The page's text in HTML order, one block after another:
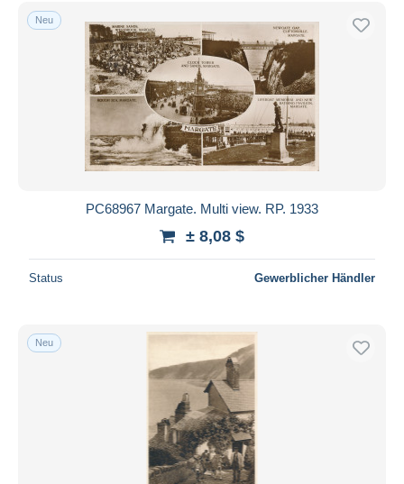
Kostenloser Versand
Zahlungsmethoden
PayPal
Banküberweisung
Visa
Mastercard
Bancontact
Wohnsitz des Verkäufers
Übernehmen
Neu
PC68967 Margate. Multi view. RP. 1933
± 8,08 $
Status Gewerblicher Händler
Neu